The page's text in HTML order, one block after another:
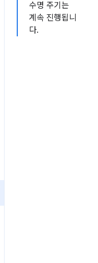
수명 주기는
계속 진행됩니
다.